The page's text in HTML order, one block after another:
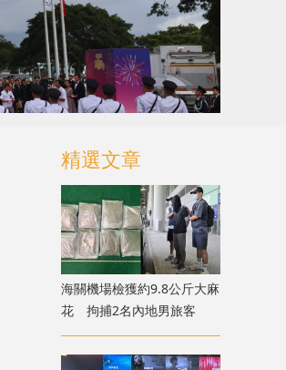
精選文章
海關機場檢獲約9.8公斤大麻
花 拘捕2名內地男旅客